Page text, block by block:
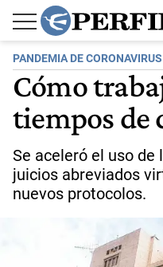
PANDEMIA DE CORONAVIRUS
Cómo
tiempos de
Se aceleró el uso
juicios abreviados
nuevos protocolos.